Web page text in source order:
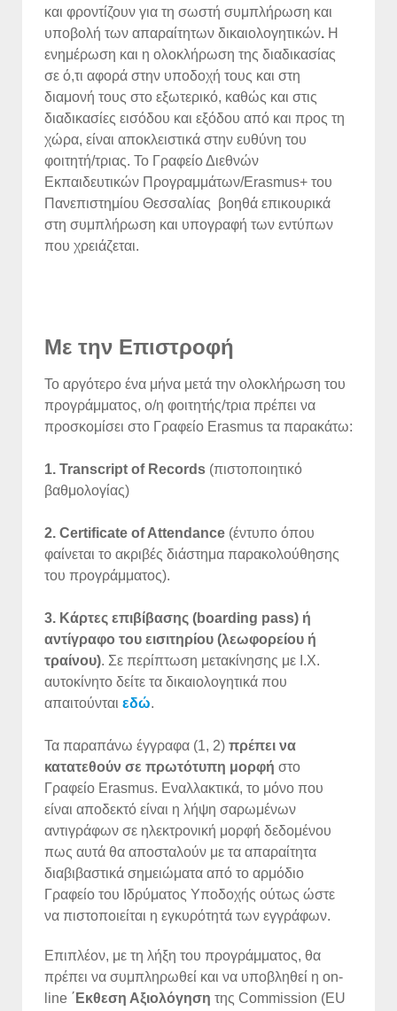
και φροντίζουν για τη σωστή συμπλήρωση και
υποβολή των απαραίτητων δικαιολογητικών. Η
ενημέρωση και η ολοκλήρωση της διαδικασίας
σε ό,τι αφορά στην υποδοχή τους και στη
διαμονή τους στο εξωτερικό, καθώς και στις
διαδικασίες εισόδου και εξόδου από και προς τη
χώρα, είναι αποκλειστικά στην ευθύνη του
φοιτητή/τριας. Το Γραφείο Διεθνών
Εκπαιδευτικών Προγραμμάτων/Erasmus+ του
Πανεπιστημίου Θεσσαλίας βοηθά επικουρικά
στη συμπλήρωση και υπογραφή των εντύπων
που χρειάζεται.
Με την Επιστροφή
Το αργότερο ένα μήνα μετά την ολοκλήρωση του
προγράμματος, ο/η φοιτητής/τρια πρέπει να
προσκομίσει στο Γραφείο Erasmus τα παρακάτω:
1. Transcript of Records (πιστοποιητικό
βαθμολογίας)
2. Certificate of Attendance (έντυπο όπου
φαίνεται το ακριβές διάστημα παρακολούθησης
του προγράμματος).
3. Κάρτες επιβίβασης (boarding pass) ή
αντίγραφο του εισιτηρίου (λεωφορείου ή
τραίνου). Σε περίπτωση μετακίνησης με Ι.Χ.
αυτοκίνητο δείτε τα δικαιολογητικά που
απαιτούνται εδώ.
Τα παραπάνω έγγραφα (1, 2) πρέπει να
κατατεθούν σε πρωτότυπη μορφή στο
Γραφείο Erasmus. Εναλλακτικά, το μόνο που
είναι αποδεκτό είναι η λήψη σαρωμένων
αντιγράφων σε ηλεκτρονική μορφή δεδομένου
πως αυτά θα αποσταλούν με τα απαραίτητα
διαβιβαστικά σημειώματα από το αρμόδιο
Γραφείο του Ιδρύματος Υποδοχής ούτως ώστε
να πιστοποιείται η εγκυρότητά των εγγράφων.
Επιπλέον, με τη λήξη του προγράμματος, θα
πρέπει να συμπληρωθεί και να υποβληθεί η on-
line ΄ Εκθεση Αξιολόγηση της Commission (EU